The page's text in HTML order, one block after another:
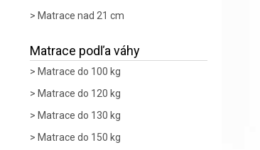
Matrace nad 21 cm
Matrace podľa váhy
Matrace do 100 kg
Matrace do 120 kg
Matrace do 130 kg
Matrace do 150 kg